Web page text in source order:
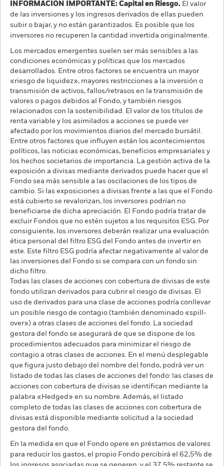
INFORMACIÓN IMPORTANTE: Capital en Riesgo. El valor
de las inversiones y los ingresos derivados de ellas pueden
subir o bajar, y no están garantizados. Es posible que los
inversores no recuperen la cantidad invertida originalmente.
Los mercados emergentes suelen ser más sensibles a las
condiciones económicas y políticas que los mercados
desarrollados. Entre otros factores se encuentra un mayor
«riesgo de liquidez», mayores restricciones a la inversión o
transmisión de activos, fallos/retrasos en la transmisión de
valores o pagos debidos al Fondo, y también riesgos
relacionados con la sostenibilidad. El valor de los títulos de
renta variable y los asimilados a acciones se puede ver
afectado por los movimientos diarios del mercado bursátil.
Entre otros factores que influyen están los acontecimientos
políticos, las noticias económicas, beneficios empresariales y
los hechos societarios de importancia. La gestión activa de la
exposición a divisas mediante derivados puede hacer que el
Fondo sea más sensible a las oscilaciones de los tipos de
cambio. Si las exposiciones a divisas frente a las que el Fondo
está cubierto se revalorizan, los inversores podrían no
beneficiarse de dicha apreciación. El Fondo podría tratar de
excluir Fondos que no estén sujetos a los requisitos ESG. Por
consiguiente, los inversores deberán realizar una evaluación
ética personal del filtro ESG del Fondo antes de invertir en
este. Este filtro ESG podría afectar negativamente al valor de
las inversiones del Fondo si se compara con un fondo sin
dicho filtro.
Todas las clases de acciones con cobertura de divisas de este
fondo utilizan derivados para cubrir el riesgo de divisas. El
uso de derivados para una clase de acciones podría conllevar
un posible riesgo de contagio (también denominado «spill-
over») a otras clases de acciones del fondo. La sociedad
gestora del fondo se asegurará de que se dispone de los
procedimientos adecuados para minimizar el riesgo de
contagio a otras clases de acciones. En el menú desplegable
que figura justo debajo del nombre del fondo, podrá ver un
listado de todas las clases de acciones del fondo: las clases de
acciones con cobertura de divisas se identifican mediante la
palabra «Hedged» en su nombre. Además, el listado
completo de todas las clases de acciones con cobertura de
divisas está disponible mediante solicitud a la sociedad
gestora del fondo.
En la medida en que el Fondo opere en préstamos de valores
para reducir los gastos, el propio Fondo percibirá el 62,5% de